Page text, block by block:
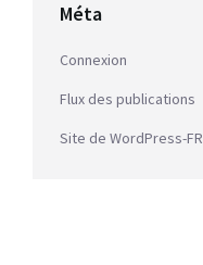
Méta
Connexion
Flux des publications
Site de WordPress-FR